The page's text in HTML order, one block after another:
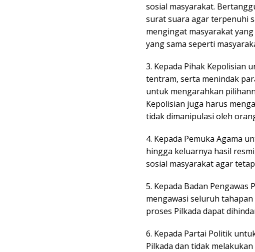
sosial masyarakat.
surat suara agar terpenuhi
mengingat masyarakat
yang sama seperti
3. Kepada Pihak Kepolisian
tentram, serta menindak
untuk mengarahkan
Kepolisian juga harus
tidak dimanipulasi oleh
4. Kepada Pemuka Agama
hingga keluarnya hasil
sosial masyarakat agar
5. Kepada Badan
mengawasi seluruh
proses Pilkada dapat
6. Kepada Partai Politik
Pilkada dan tidak